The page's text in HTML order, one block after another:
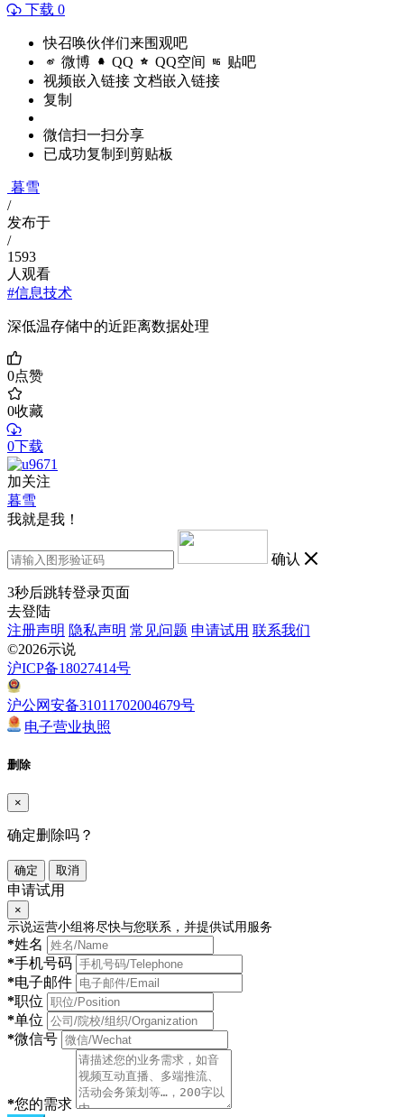
下载 0
快召唤伙伴们来围观吧
微博 QQ QQ空间 贴吧
视频嵌入链接 文档嵌入链接
复制
微信扫一扫分享
已成功复制到剪贴板
暮雪
/
发布于
/
1593
人观看
#信息技术
深低温存储中的近距离数据处理
0点赞
0收藏
0下载
加关注
暮雪
我就是我！
确认
3秒后跳转登录页面
去登陆
注册声明 隐私声明 常见问题 申请试用 联系我们
©2026示说
沪ICP备18027414号
沪公网安备31011702004679号
电子营业执照
删除
×
确定删除吗？
确定 取消
申请试用
×
示说运营小组将尽快与您联系，并提供试用服务
*姓名
*手机号码
*电子邮件
*职位
*单位
*微信号
*您的需求